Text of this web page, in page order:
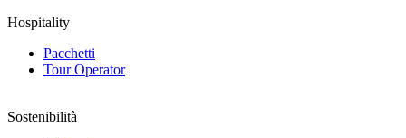
Hospitality
Pacchetti
Tour Operator
Sostenibilità